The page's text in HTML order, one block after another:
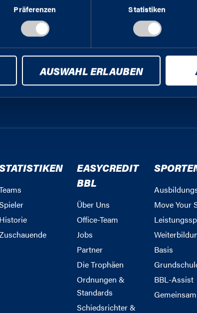
Lage erfassen, welche bis auf
nach bestimmten Merkmalen
Ihre persönlichen Daten verarbeitet werden,
fest.
führen diese Informationen
Präferenzen Statistiken
AUSWAHL ERLAUBEN
#EASYCREDITBBL
Historie
EASYCREDIT
BBL
Über Uns
Office-Team
Jobs
Partner
Die Trophäen
Ordnungen &
Standards
Schiedsrichter &
Move Your
Basis
BBL-Assist